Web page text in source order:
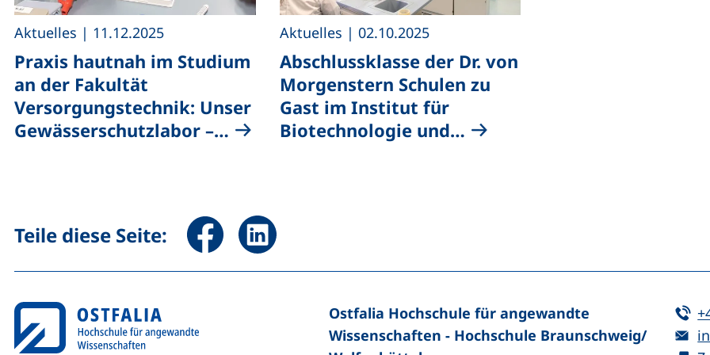
Praxis hautnah im Studium
an der Fakultät
Versorgungstechnik: Unser
Gewässerschutzlabor –…
Aktuelles | 11.12.2025
Abschlussklasse der Dr. von
Morgenstern Schulen zu
Gast im Institut für
Biotechnologie und…
Aktuelles | 02.10.2025
Teile diese Seite: Seite über Facebook teilen (externer Link, öffnet neues Fenster)
Seite über LinkedIn teilen (externer Link, öffnet neues Fenster)
Ostfalia Hochschule für angewandte
Wissenschaften - Hochschule Braunschweig/​